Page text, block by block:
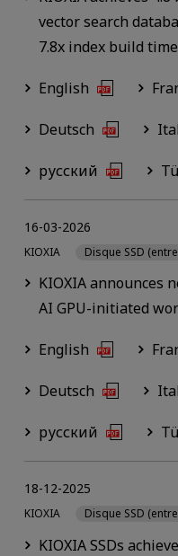
vector search
7.8x index build
English
Deutsch
русский
KIOXIA announces
AI GPU-initiated
16-03-2026
KIOXIA Disque SSD
English
Deutsch
русский
KIOXIA SSDs
18-12-2025
KIOXIA Disque SSD